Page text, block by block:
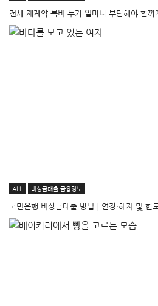
전세 재계약 복비 누가 얼마나 부담해야 할까
ALL 비상금대출·금융정보
국민은행 비상금대출 방법│연장·해지 및 한